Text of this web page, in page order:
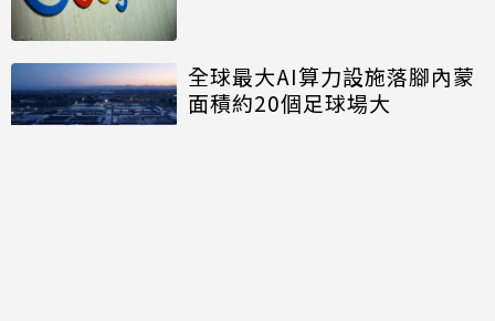
全球最大AI算力設施落腳內蒙
面積約20個足球場大